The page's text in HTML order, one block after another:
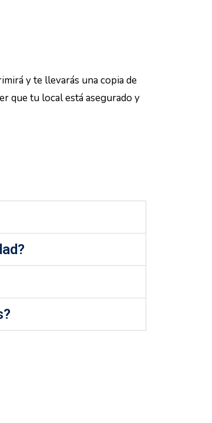
y te llevarás una copia de
que tu local está asegurado y